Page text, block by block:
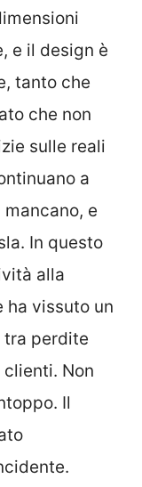
e il design è
tanto che
che non
sulle reali
a
e
In questo
alla
ha vissuto un
tra perdite
Non
Il